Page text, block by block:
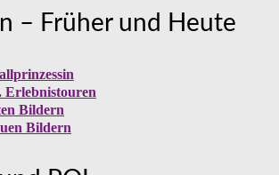
– Früher und Heute
Erlebnistouren
Bildern
Bildern